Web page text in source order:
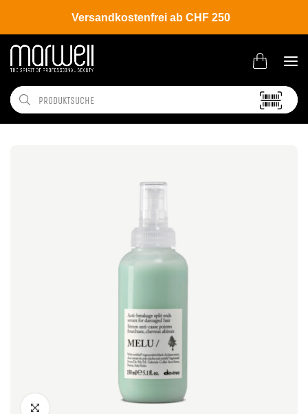
Versandkostenfrei ab CHF 250
Shop Brands Davines New Essential Haircare